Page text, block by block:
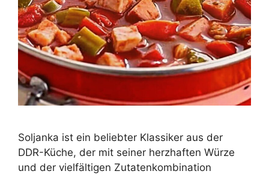
Soljanka ist ein beliebter Klassiker aus der
DDR-Küche, der mit seiner herzhaften Würze
und der vielfältigen Zutatenkombination